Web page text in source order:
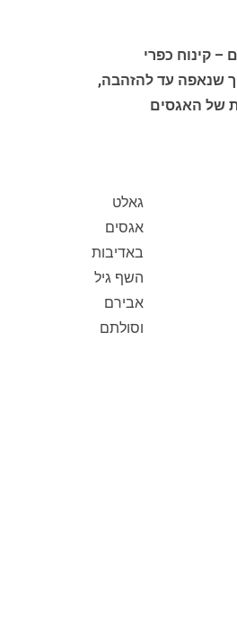
קינוח כפרי
שנאפה עד להזהבה,
של האגסים
גאלט
אגסים
באדיבות
השף גיל
אבירם
וסולתם